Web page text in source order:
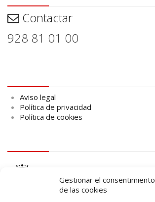
Gestionar el consentimiento
de las cookies
Contactar
928 81 01 00
Aviso legal
Política de privacidad
Política de cookies